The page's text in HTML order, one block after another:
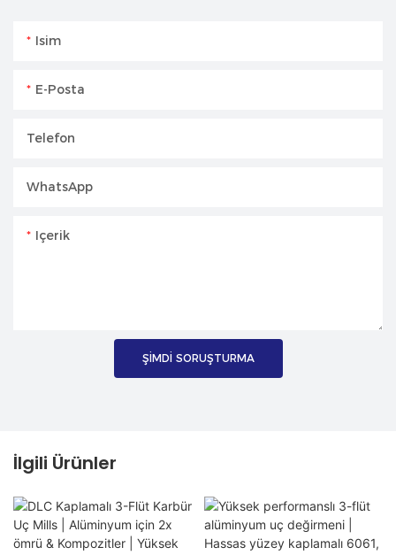
Isim
E-Posta
Telefon
WhatsApp
Içerik
ŞIMDI SORUŞTURMA
İlgili Ürünler